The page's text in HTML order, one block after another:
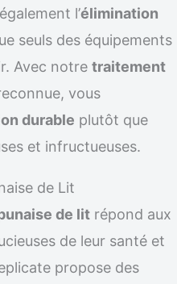
l’élimination
seuls des équipements
Avec notre traitement
vous
durable plutôt que
et infructueuses.
de Lit
de lit répond aux
de leur santé et
propose des